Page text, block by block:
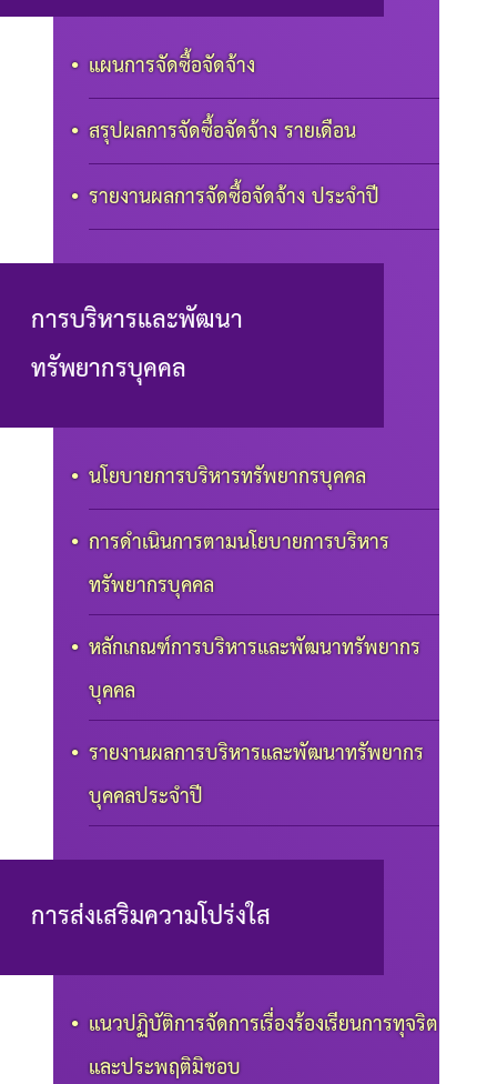
แผนการจัดซื้อจัดจ้าง
สรุปผลการจัดซื้อจัดจ้าง รายเดือน
รายงานผลการจัดซื้อจัดจ้าง ประจำปี
การบริหารและพัฒนา
ทรัพยากรบุคคล
นโยบายการบริหารทรัพยากรบุคคล
การดำเนินการตามนโยบายการบริหาร
ทรัพยากรบุคคล
หลักเกณฑ์การบริหารและพัฒนาทรัพยากร
บุคคล
รายงานผลการบริหารและพัฒนาทรัพยากร
บุคคลประจำปี
การส่งเสริมความโปร่งใส
แนวปฏิบัติการจัดการเรื่องร้องเรียนการทุจริต
และประพฤติมิชอบ